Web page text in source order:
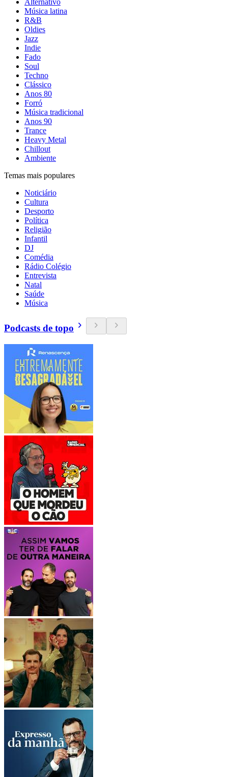
Alternativo
Música latina
R&B
Oldies
Jazz
Indie
Fado
Soul
Techno
Clássico
Anos 80
Forró
Música tradicional
Anos 90
Trance
Heavy Metal
Chillout
Ambiente
Temas mais populares
Noticiário
Cultura
Desporto
Política
Religião
Infantil
DJ
Comédia
Rádio Colégio
Entrevista
Natal
Saúde
Música
Podcasts de topo